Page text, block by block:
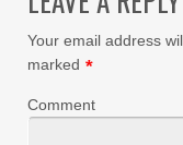
Your email address
marked *
Comment